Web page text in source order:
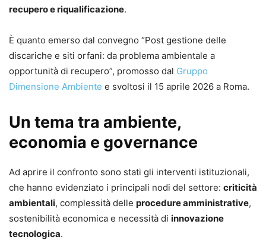
recupero e riqualificazione.
È quanto emerso dal convegno “Post gestione delle
discariche e siti orfani: da problema ambientale a
opportunità di recupero”, promosso dal Gruppo
Dimensione Ambiente e svoltosi il 15 aprile 2026 a Roma.
Un tema tra ambiente,
economia e governance
Ad aprire il confronto sono stati gli interventi istituzionali,
che hanno evidenziato i principali nodi del settore: criticità
ambientali, complessità delle procedure amministrative,
sostenibilità economica e necessità di innovazione
tecnologica.